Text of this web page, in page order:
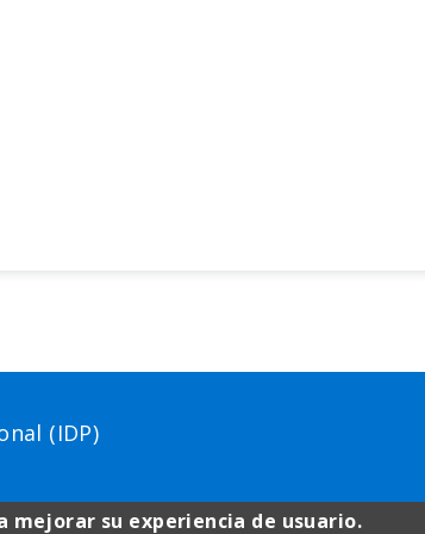
(IDP)
su experiencia de usuario.